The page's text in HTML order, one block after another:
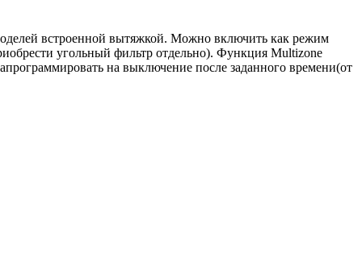
встроенной вытяжкой. Можно включить как режим
угольный фильтр отдельно). Функция Multizone
на выключение после заданного времени(от